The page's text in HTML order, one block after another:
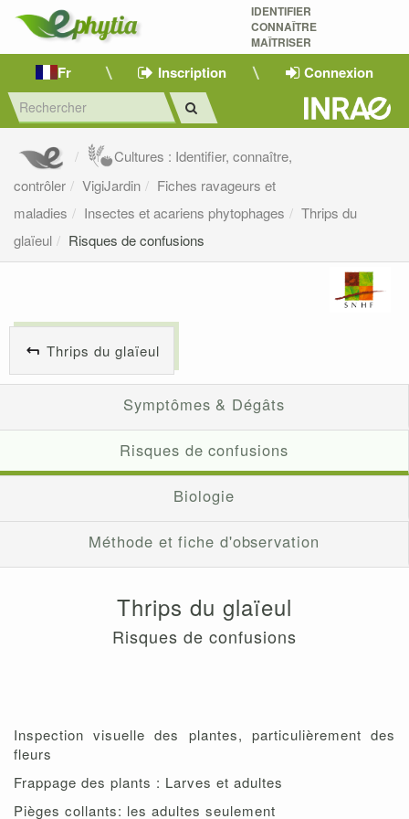
IDENTIFIER
CONNAÎTRE
MAÎTRISER
Fr Inscription Connexion
Cultures : Identifier, connaître,
contrôler
VigiJardin
Fiches ravageurs et
maladies
Insectes et acariens phytophages
Thrips du
glaïeul
Risques de confusions
Thrips du glaïeul
Symptômes & Dégâts
Risques de confusions
Biologie
Méthode et fiche d'observation
Thrips du glaïeul
Risques de confusions
Inspection visuelle des plantes, particulièrement des
fleurs
Frappage des plants : Larves et adultes
Pièges collants: les adultes seulement